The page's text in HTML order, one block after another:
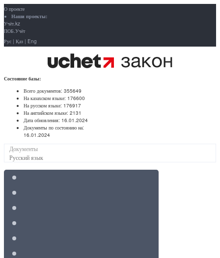
О проекте
Наши проекты:
Учёт.kz
ПОБ.Учёт
Рус | Қаз | Eng
Состояние базы:
Всего документов: 355649
На казахском языке: 176600
На русском языке: 176917
На английском языке: 2131
Дата обновления: 16.01.2024
Документы по состоянию на:
16.01.2024
Документы
Русский язык